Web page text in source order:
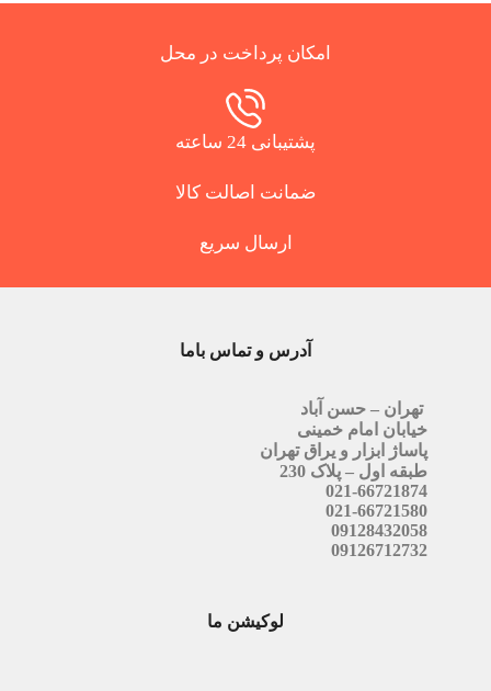
امکان پرداخت در محل
پشتیبانی 24 ساعته
ضمانت اصالت کالا
ارسال سریع
آدرس و تماس باما
تهران – حسن آباد
خیابان امام خمینی
پاساژ ابزار و یراق تهران
طبقه اول – پلاک 230
021-66721874
021-66721580
09128432058
09126712732
لوکیشن ما